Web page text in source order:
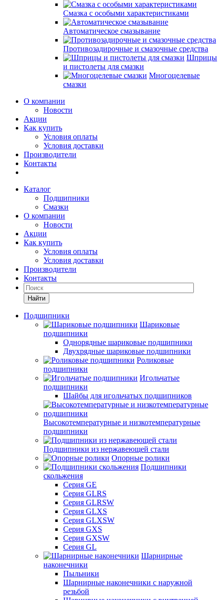
Смазка с особыми характеристиками
Автоматическое смазывание
Противозадирочные и смазочные средства
Шприцы
и пистолеты для смазки
Многоцелевые
смазки
О компании
Новости
Акции
Как купить
Условия оплаты
Условия доставки
Производители
Контакты
Каталог
Подшипники
Смазки
О компании
Новости
Акции
Как купить
Условия оплаты
Условия доставки
Производители
Контакты
Найти
Подшипники
Шариковые
подшипники
Однорядные шариковые подшипники
Двухрядные шариковые подшипники
Роликовые
подшипники
Игольчатые
подшипники
Шайбы для игольчатых подшипников
Высокотемпературные и низкотемпературные
подшипники
Подшипники из нержавеющей стали
Опорные ролики
Подшипники
скольжения
Серия GE
Серия GLRS
Серия GLRSW
Серия GLXS
Серия GLXSW
Серия GXS
Серия GXSW
Серия GL
Шарнирные
наконечники
Пыльники
Шарнирные наконечники с наружной
резьбой